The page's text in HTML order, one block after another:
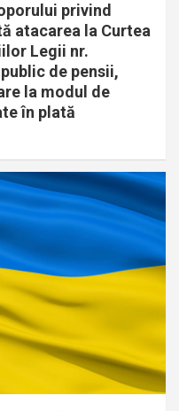
privind
atacarea la Curtea
Legii nr.
de pensii,
la modul de
în plată